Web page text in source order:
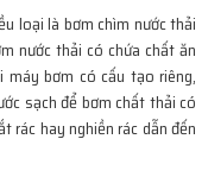
loại là bơm chìm nước thải
nước thải có chứa chất ăn
bơm có cấu tạo riêng,
sạch để bơm chất thải có
rác hay nghiền rác dẫn đến